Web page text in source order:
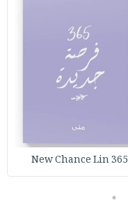
365 New Chance Lin
5